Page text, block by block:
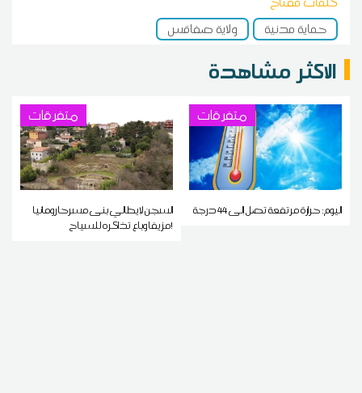
حماية مدنية
ولاية صفاقس
الاكثر مشاهدة
متفرقات
اليوم: حرارة مرتفعة تصل إلى 44 درجة
متفرقات
السجن لإيطالي بنى مسرحا رومانيا
مزيفا وباع تذاكره للسياح!